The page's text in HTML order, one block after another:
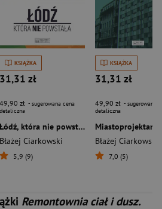
KSIĄŻKA
31,31 zł
49,90 zł - sugerowana cena
detaliczna
Łódź, która nie powstała
Błażej Ciarkowski
5,9 (9)
KSIĄŻKA
31,31 zł
49,90 zł - sugerowana
detaliczna
Błażej Ciarkowski
7,0 (5)
Remontownia ciał i dusz.